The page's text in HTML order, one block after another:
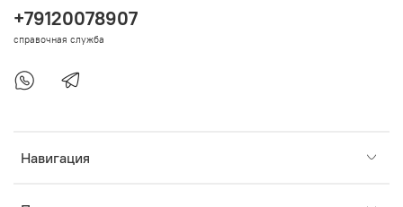
Навигация
+79120078907
справочная служба